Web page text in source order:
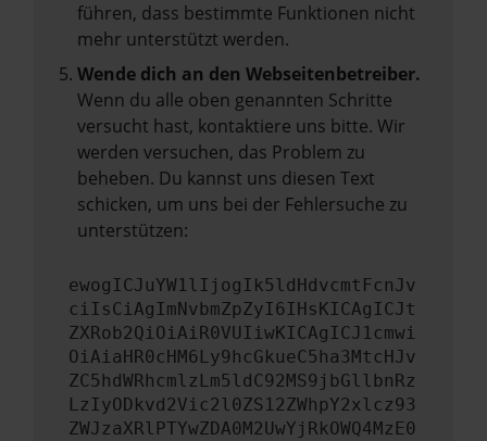
führen, dass bestimmte Funktionen nicht
mehr unterstützt werden.
Wende dich an den Webseitenbetreiber.
Wenn du alle oben genannten Schritte
versucht hast, kontaktiere uns bitte. Wir
werden versuchen, das Problem zu
beheben. Du kannst uns diesen Text
schicken, um uns bei der Fehlersuche zu
unterstützen:
ewogICJuYW1lIjogIk5ldHdvcmtFcnJv
ciIsCiAgImNvbmZpZyI6IHsKICAgICJt
ZXRob2QiOiAiR0VUIiwKICAgICJ1cmwi
OiAiaHR0cHM6Ly9hcGkueC5ha3MtcHJv
ZC5hdWRhcmlzLm5ldC92MS9jbGllbnRz
LzIyODkvd2Vic2l0ZS12ZWhpY2xlcz93
ZWJzaXRlPTYwZDA0M2UwYjRkOWQ4MzE0